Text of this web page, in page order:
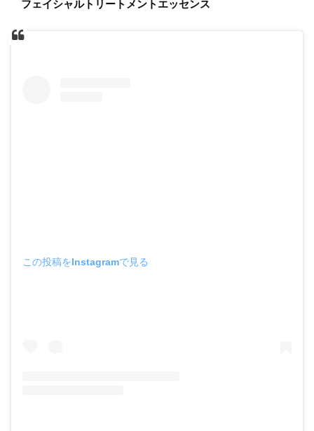
フェイシャルトリートメントエッセンス
この投稿をInstagramで見る